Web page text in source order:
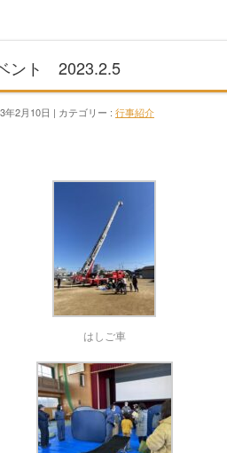
ント 2023.2.5
年2月10日 カテゴリー : 行事紹介
はしご車